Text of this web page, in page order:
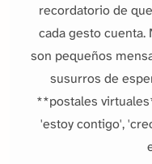
recordatorio de
cada gesto
son pequeños
susurros de
**postales
'estoy contigo',